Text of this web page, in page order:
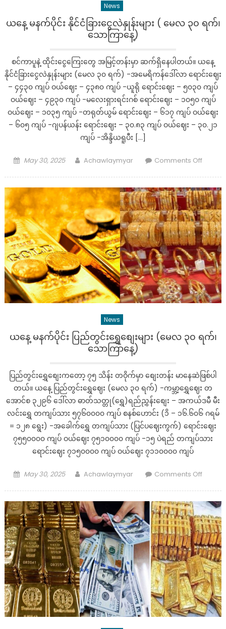
News
ယနေ့ မနက်ပိုင်း နိုင်ငံခြားငွေလဲနှုန်းများ ( မေလ ၃၀ ရက်၊
သောကြာနေ့)
စင်ကာပူနဲ့ ထိုင်းငွေကြေးတွေ အမြင့်တန်းမှာ ဆက်ရှိနေပါတယ်။ ယနေ့
နိုင်ငံခြားငွေလဲနှုန်းများ (မေလ ၃၀ ရက်) -အမေရိကန်ဒေါ်လာ‌ ရောင်းဈေး
– ၄၄၃၀ ကျပ် ဝယ်ဈေး – ၄၃၈၀ ကျပ် -ယူရို ရောင်းဈေး – ၅၀၃၀ ကျပ်
ဝယ်ဈေး – ၄၉၃၀ ကျပ် -မလေးရှားရင်းဂစ် ရောင်းဈေး – ၁၀၅၀ ကျပ်
ဝယ်ဈေး – ၁၀၃၅ ကျပ် -တရုတ်ယွမ် ရောင်းဈေး – ၆၁၇ ကျပ် ဝယ်ဈေး
– ၆၀၅ ကျပ် -ဂျပန်ယန်း ရောင်းဈေး – ၃၀.၈၃ ကျပ် ဝယ်ဈေး – ၃၀.၂၁
ကျပ် -အိန္ဒိယရူပီး […]
Posted
May 30, 2025 Author
Achawlaymyar Comments Offon
ပိုင်း
နိုင်ငံခြာ
လဲ
နှုန်း
များ
(
မေလ
၃၀
ရက်၊
သောကြ
News
ယနေ့ မနက်ပိုင်း ပြည်တွင်းရွှေစျေးများ (မေလ ၃၀ ရက်၊
သောကြာနေ့)
ပြည်တွင်းရွှေစျေးကတော့ ၇၅ သိန်း တဝိုက်မှာ စျေးတန်း မာနေဆဲဖြစ်ပါ
တယ်။ ယနေ့ ပြည်တွင်းရွှေဈေး (မေလ ၃၀ ရက်) -ကမ္ဘာ့ရွှေဈေး တ
အောင်စ ၃၂၉၆ ဒေါ်လာ ဓာတ်သတ္တု(ရွှေ)ရည်ညွှန်းစျေး – အကယ်ဒမီ မီး
လင်းရွှေ တကျပ်သား ၅၇၆၀၀၀၀ ကျပ် စနစ်ဟောင်း (၁ိ – ၁၆.၆၀၆ ဂရမ်
= ၁၂၈ ရွေး) -အခေါက်ရွှေ တကျပ်သား (ပြင်ပဈေးကွက်) ရောင်းဈေး
၇၅၅၀၀၀၀ ကျပ် ဝယ်ဈေး ၇၅၁၀၀၀၀ ကျပ် -၁၅ ပဲရည် တကျပ်သား
ရောင်းဈေး ၇၁၅၀၀၀၀ ကျပ် ဝယ်ဈေး ၇၁၁၀၀၀၀ ကျပ်
Posted
May 30, 2025 Author
Achawlaymyar Comments Offon
ပိုင်း
ပြည်တွ
ရွှေ
စျေး
များ
(မေလ
၃၀
ရက်၊
သောကြ